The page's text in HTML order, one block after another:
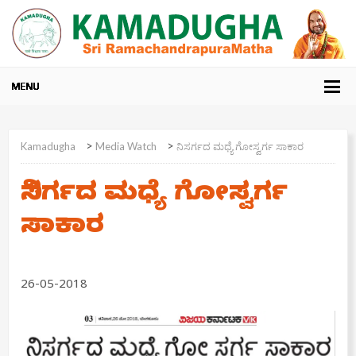
Kamadugha > Media Watch > ನಿಸರ್ಗದ ಮಧ್ಯೆ ಗೋಸ್ವರ್ಗ ಸಾಕಾರ
ನಿಸರ್ಗದ ಮಧ್ಯೆ ಗೋಸ್ವರ್ಗ
ಸಾಕಾರ
26-05-2018